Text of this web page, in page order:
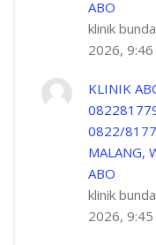
ABO
klinik
2026, 9:46
KLINIK
0822/
MALANG,
ABO
klinik
2026, 9:45